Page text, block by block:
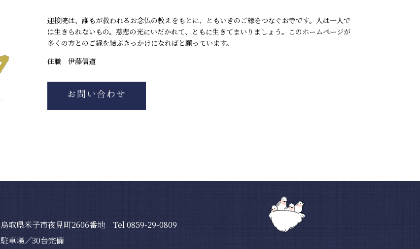
迎接院は、誰もが救われるお念仏の教えをもとに、ともいきのご縁をつなぐお寺です。人は一人で
は生きられないもの。慈悲の光にいだかれて、ともに生きてまいりましょう。このホームページが
多くの方とのご縁を結ぶきっかけになればと願っています。
住職 伊藤信道
お問い合わせ
鳥取県米子市夜見町2606番地 Tel 0859-29-0809
駐車場／30台完備